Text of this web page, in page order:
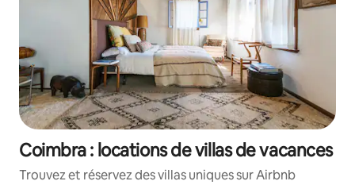
Coimbra : locations de villas de vacances
Trouvez et réservez des villas uniques sur Airbnb